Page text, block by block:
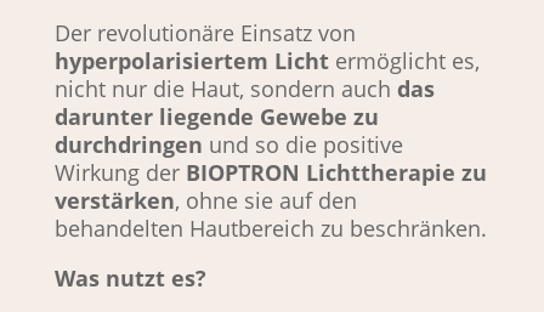
Der revolutionäre Einsatz von
hyperpolarisiertem Lichtermöglicht es,
nicht nur die Haut, sondern auch das
darunter liegende Gewebe zu
durchdringen und so die positive
Wirkung der BIOPTRON Lichttherapie zu
verstärken, ohne sie auf den
behandelten Hautbereich zu beschränken.
Was nutzt es?